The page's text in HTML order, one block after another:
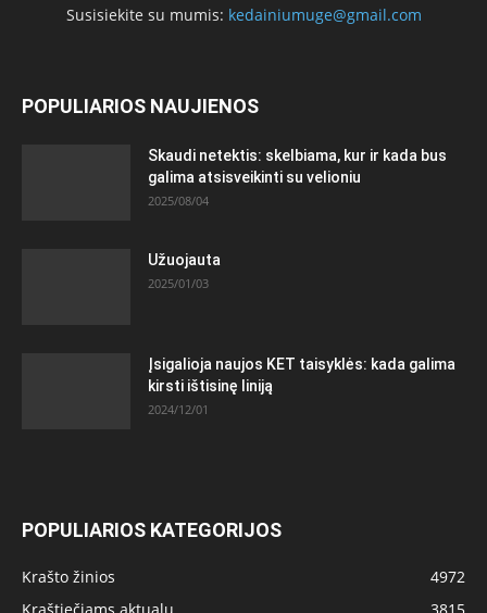
Susisiekite su mumis: kedainiumuge@gmail.com
POPULIARIOS NAUJIENOS
Skaudi netektis: skelbiama, kur ir kada bus
galima atsisveikinti su velioniu
2025/08/04
Užuojauta
2025/01/03
Įsigalioja naujos KET taisyklės: kada galima
kirsti ištisinę liniją
2024/12/01
POPULIARIOS KATEGORIJOS
Krašto žinios
4972